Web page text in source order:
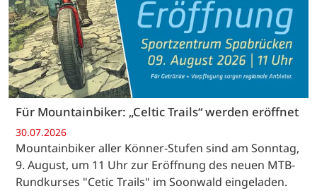
Für Mountainbiker: „Celtic Trails“ werden eröffnet
30.07.2026
Mountainbiker aller Könner-Stufen sind am Sonntag,
9. August, um 11 Uhr zur Eröffnung des neuen MTB-
Rundkurses "Cetic Trails" im Soonwald eingeladen.